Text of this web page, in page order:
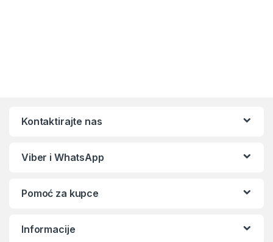
Kontaktirajte nas
Viber i WhatsApp
Pomoć za kupce
Informacije